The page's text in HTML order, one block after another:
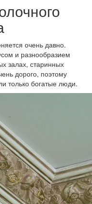
очень давно.
и разнообразием
залах, старинных
дорого, поэтому
только богатые люди.